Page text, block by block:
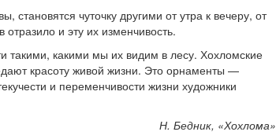
чуточку другими от утра к вечеру, от
и эту их изменчивость.
такими, какими мы их видим в лесу. Хохломские
красоту живой жизни. Это орнаменты —
и переменчивости жизни художники
Н. Бедник, «Хохлома»